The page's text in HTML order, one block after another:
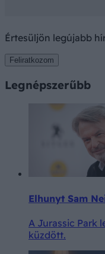
Értesüljön legújabb
Feliratkozom
Legnépszerűbb
Elhunyt Sam
A Jurassic Park
küzdött.